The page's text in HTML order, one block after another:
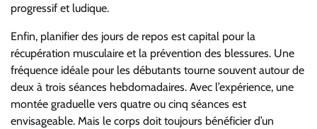
progressif et ludique.
Enfin, planifier des jours de repos est capital pour la
récupération musculaire et la prévention des blessures. Une
fréquence idéale pour les débutants tourne souvent autour de
deux à trois séances hebdomadaires. Avec l’expérience, une
montée graduelle vers quatre ou cinq séances est
envisageable. Mais le corps doit toujours bénéficier d’un